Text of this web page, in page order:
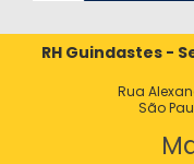
RH Guindastes -
Rua
São